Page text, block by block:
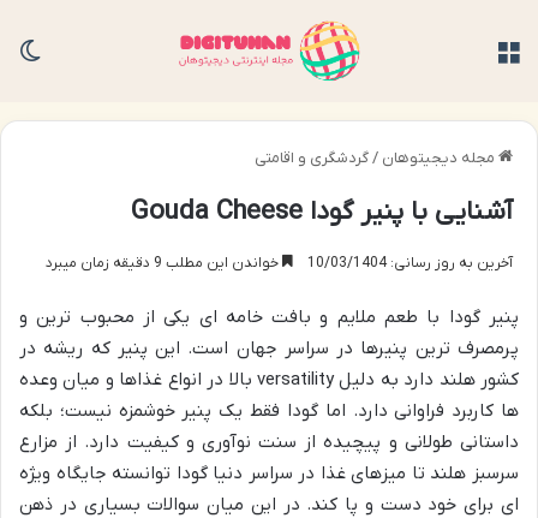
مجله دیجیتوهان /گردشگری و اقامتی
آشنایی با پنیر گودا Gouda Cheese
آخرین به روز رسانی: 10/03/1404 خواندن این مطلب 9 دقیقه زمان میبرد
پنیر گودا با طعم ملایم و بافت خامه ای یکی از محبوب ترین و
پرمصرف ترین پنیرها در سراسر جهان است. این پنیر که ریشه در
کشور هلند دارد به دلیل versatility بالا در انواع غذاها و میان وعده
ها کاربرد فراوانی دارد. اما گودا فقط یک پنیر خوشمزه نیست؛ بلکه
داستانی طولانی و پیچیده از سنت نوآوری و کیفیت دارد. از مزارع
سرسبز هلند تا میزهای غذا در سراسر دنیا گودا توانسته جایگاه ویژه
ای برای خود دست و پا کند. در این میان سوالات بسیاری در ذهن